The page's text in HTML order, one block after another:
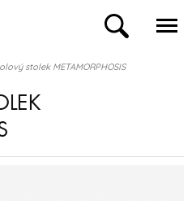
stolek METAMORPHOSIS